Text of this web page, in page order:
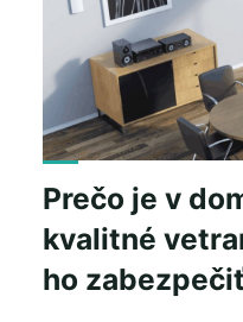
Prečo je v
kvalitné
ho